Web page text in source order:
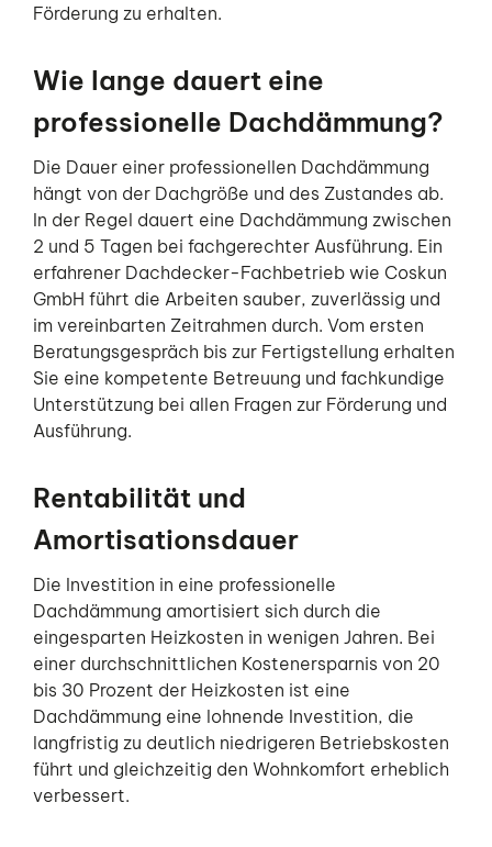
Förderung zu erhalten.
Wie lange dauert eine
professionelle Dachdämmung?
Die Dauer einer professionellen Dachdämmung
hängt von der Dachgröße und des Zustandes ab.
In der Regel dauert eine Dachdämmung zwischen
2 und 5 Tagen bei fachgerechter Ausführung. Ein
erfahrener Dachdecker-Fachbetrieb wie Coskun
GmbH führt die Arbeiten sauber, zuverlässig und
im vereinbarten Zeitrahmen durch. Vom ersten
Beratungsgespräch bis zur Fertigstellung erhalten
Sie eine kompetente Betreuung und fachkundige
Unterstützung bei allen Fragen zur Förderung und
Ausführung.
Rentabilität und
Amortisationsdauer
Die Investition in eine professionelle
Dachdämmung amortisiert sich durch die
eingesparten Heizkosten in wenigen Jahren. Bei
einer durchschnittlichen Kostenersparnis von 20
bis 30 Prozent der Heizkosten ist eine
Dachdämmung eine lohnende Investition, die
langfristig zu deutlich niedrigeren Betriebskosten
führt und gleichzeitig den Wohnkomfort erheblich
verbessert.